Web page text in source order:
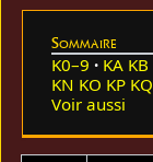
Sommaire
K0–9 KA KB
KN KO KP KQ
Voir aussi